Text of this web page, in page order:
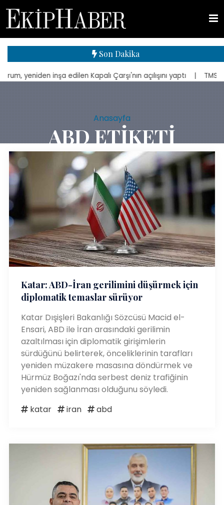
Son Dakika
inşa edilen Kapalı Çarşı'nın açılışını yaptı | TMSF, Ahbap
ABD ETIKETI
Anasayfa
Katar: ABD-İran gerilimini düşürmek için
diplomatik temaslar sürüyor
Katar Dışişleri Bakanlığı Sözcüsü Macid el-
Ensari, ABD ile İran arasındaki gerilimin
azaltılması için diplomatik girişimlerin
sürdüğünü belirterek, önceliklerinin tarafları
yeniden müzakere masasına döndürmek ve
Hürmüz Boğazı'nda serbest deniz trafiğinin
yeniden sağlanması olduğunu söyledi.
katar
iran abd